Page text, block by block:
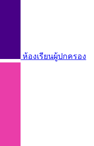
ห้องเรียนผู้ปกครอง